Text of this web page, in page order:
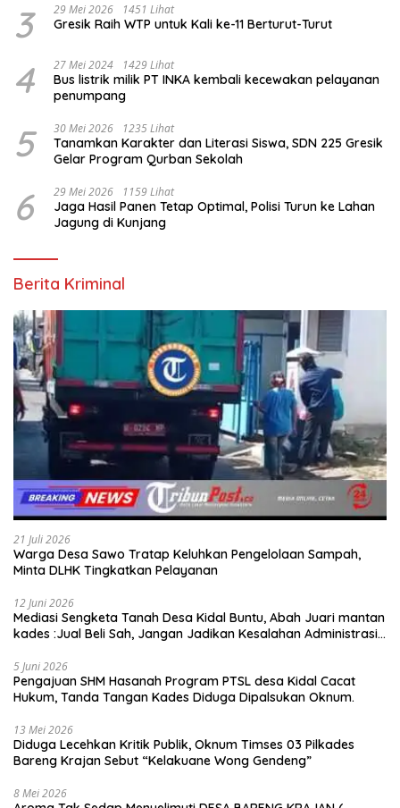
3 29 Mei 2026 1451 Lihat
Gresik Raih WTP untuk Kali ke-11 Berturut-Turut
4 27 Mei 2024 1429 Lihat
Bus listrik milik PT INKA kembali kecewakan pelayanan
penumpang
5 30 Mei 2026 1235 Lihat
Tanamkan Karakter dan Literasi Siswa, SDN 225 Gresik
Gelar Program Qurban Sekolah
6 29 Mei 2026 1159 Lihat
Jaga Hasil Panen Tetap Optimal, Polisi Turun ke Lahan
Jagung di Kunjang
Berita Kriminal
21 Juli 2026
Warga Desa Sawo Tratap Keluhkan Pengelolaan Sampah,
Minta DLHK Tingkatkan Pelayanan
12 Juni 2026
Mediasi Sengketa Tanah Desa Kidal Buntu, Abah Juari mantan
kades :Jual Beli Sah, Jangan Jadikan Kesalahan Administrasi
5 Juni 2026
Pengajuan SHM Hasanah Program PTSL desa Kidal Cacat
Hukum, Tanda Tangan Kades Diduga Dipalsukan Oknum.
13 Mei 2026
Diduga Lecehkan Kritik Publik, Oknum Timses 03 Pilkades
Bareng Krajan Sebut “Kelakuane Wong Gendeng”
8 Mei 2026